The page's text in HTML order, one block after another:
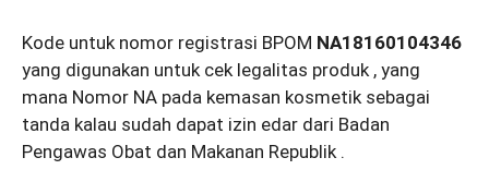
Kode untuk nomor registrasi BPOM NA18160104346
yang digunakan untuk cek legalitas produk , yang
mana Nomor NA pada kemasan kosmetik sebagai
tanda kalau sudah dapat izin edar dari Badan
Pengawas Obat dan Makanan Republik .